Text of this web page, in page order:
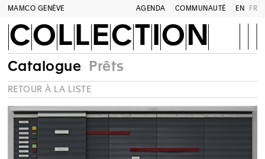
MAMCO GENÈVE AGENDA COMMUNAUTÉ EN FR
COLLECTION
Catalogue Prêts
RETOUR À LA LISTE